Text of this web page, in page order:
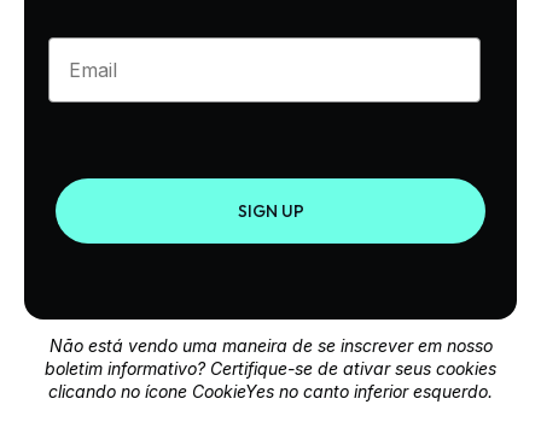
Enter your email
SIGN UP
Não está vendo uma maneira de se inscrever em nosso
boletim informativo? Certifique-se de ativar seus cookies
clicando no ícone CookieYes no canto inferior esquerdo.